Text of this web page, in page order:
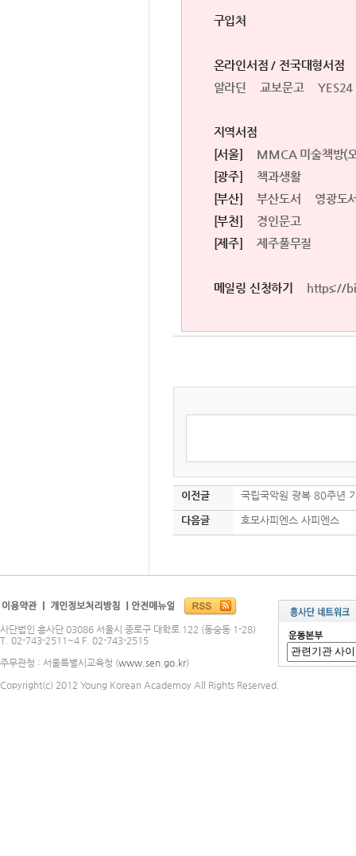
구입처
온라인서점 / 전국대형서점
알라딘
교보문고 YES24
지역서점
[서울] MMCA 미술책방(
[광주] 책과생활
[부산]부산도서
영광도
[부천] 경인문고
[제주]제주풀무질
메일링 신청하기 https://
이전글 국립국악원 광복 80주년
다음글 호모사피엔스 사피엔스
사단법인 흥사단 03086 서울시 종로구 대학로 122 (동숭동 1-28)
T. 02-743-2511~4 F. 02-743-2515
주무관청 : 서울특별시교육청 (www.sen.go.kr)
Copyright(c) 2012 Young Korean Academoy All Rights Reserved.